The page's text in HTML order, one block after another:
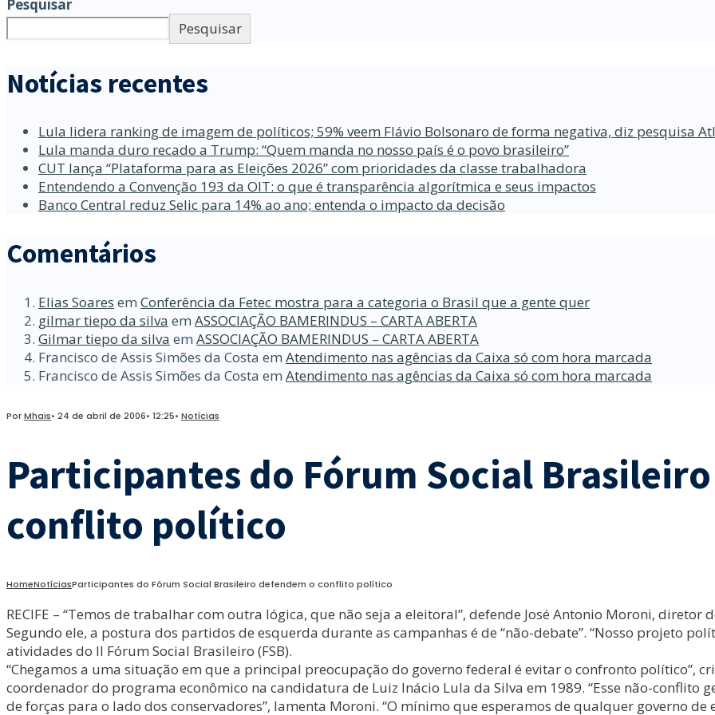
Pesquisar
Pesquisar
Notícias recentes
Lula lidera ranking de imagem de políticos; 59% veem Flávio Bolsonaro de forma negativa, diz pesquisa
Lula manda duro recado a Trump: “Quem manda no nosso país é o povo brasileiro”
CUT lança “Plataforma para as Eleições 2026” com prioridades da classe trabalhadora
Entendendo a Convenção 193 da OIT: o que é transparência algorítmica e seus impactos
Banco Central reduz Selic para 14% ao ano; entenda o impacto da decisão
Comentários
Elias Soares em Conferência da Fetec mostra para a categoria o Brasil que a gente quer
gilmar tiepo da silva em ASSOCIAÇÃO BAMERINDUS – CARTA ABERTA
Gilmar tiepo da silva em ASSOCIAÇÃO BAMERINDUS – CARTA ABERTA
Francisco de Assis Simões da Costa em Atendimento nas agências da Caixa só com hora marcada
Francisco de Assis Simões da Costa em Atendimento nas agências da Caixa só com hora marcada
PorMhais• 24 de abril de 2006• 12:25• Notícias
Participantes do Fórum Social
conflito político
HomeNotíciasParticipantes do Fórum Social Brasileiro defendem o conflito político
RECIFE – “Temos de trabalhar com outra lógica, que não seja a eleitoral”, defende José Antonio Moroni, diretor
Segundo ele, a postura dos partidos de esquerda durante as campanhas é de “não-debate”. “Nosso projeto
atividades do II Fórum Social Brasileiro (FSB).
“Chegamos a uma situação em que a principal preocupação do governo federal é evitar o confronto político”,
coordenador do programa econômico na candidatura de Luiz Inácio Lula da Silva em 1989. “Esse não-conflito
de forças para o lado dos conservadores”, lamenta Moroni. “O mínimo que esperamos de qualquer governo